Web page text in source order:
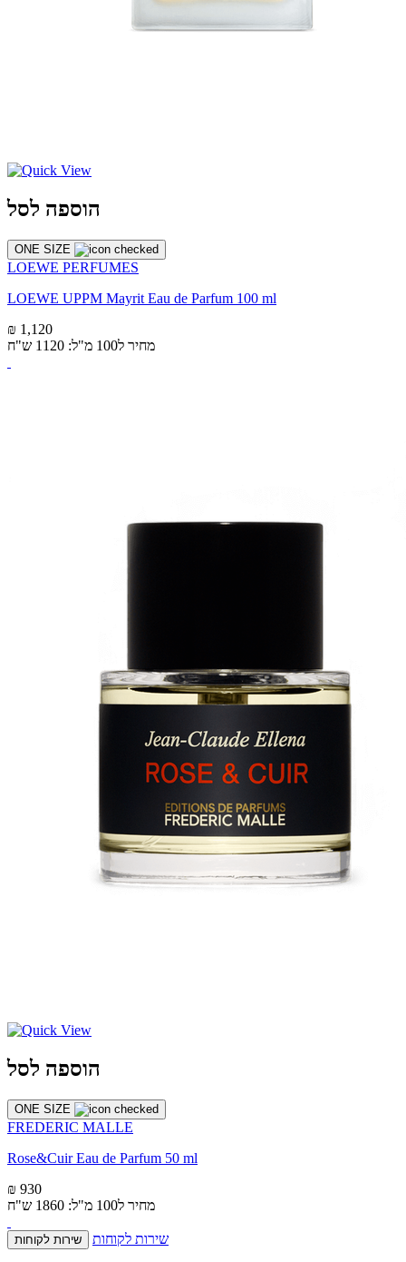
הוספה לסל
ONE SIZE
LOEWE PERFUMES
LOEWE UPPM Mayrit Eau de Parfum 100 ml
₪ 1,120
מחיר ל100 מ"ל: 1120 ש"ח
הוספה לסל
ONE SIZE
FREDERIC MALLE
Rose&Cuir Eau de Parfum 50 ml
₪ 930
מחיר ל100 מ"ל: 1860 ש"ח
שירות לקוחות שירות לקוחות